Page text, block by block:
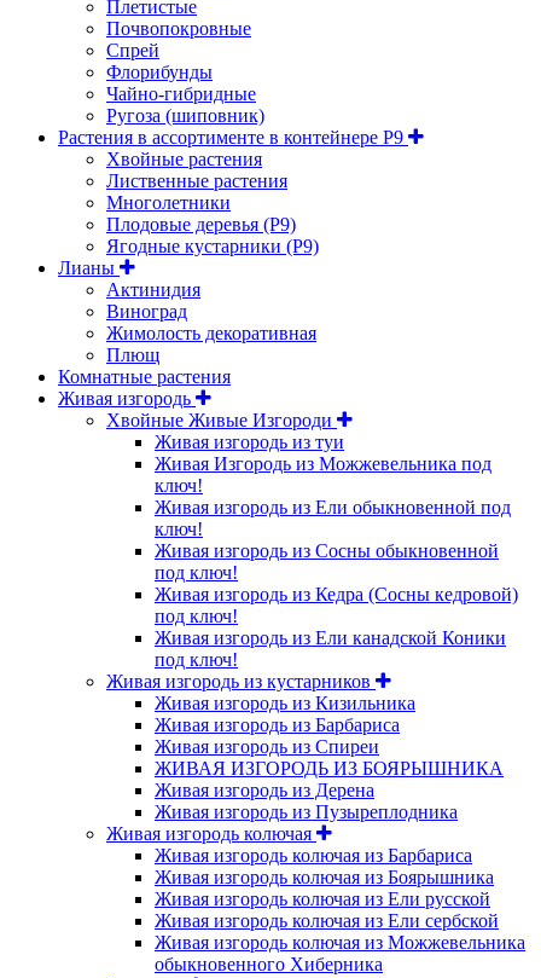
Плетистые
Почвопокровные
Спрей
Флорибунды
Чайно-гибридные
Ругоза (шиповник)
Растения в ассортименте в контейнере P9
Хвойные растения
Лиственные растения
Многолетники
Плодовые деревья (Р9)
Ягодные кустарники (Р9)
Лианы
Актинидия
Виноград
Жимолость декоративная
Плющ
Комнатные растения
Живая изгородь
Хвойные Живые Изгороди
Живая изгородь из туи
Живая Изгородь из Можжевельника под
ключ!
Живая изгородь из Ели обыкновенной под
ключ!
Живая изгородь из Сосны обыкновенной
под ключ!
Живая изгородь из Кедра (Сосны кедровой)
под ключ!
Живая изгородь из Ели канадской Коники
под ключ!
Живая изгородь из кустарников
Живая изгородь из Кизильника
Живая изгородь из Барбариса
Живая изгородь из Спиреи
ЖИВАЯ ИЗГОРОДЬ ИЗ БОЯРЫШНИКА
Живая изгородь из Дерена
Живая изгородь из Пузыреплодника
Живая изгородь колючая
Живая изгородь колючая из Барбариса
Живая изгородь колючая из Боярышника
Живая изгородь колючая из Ели русской
Живая изгородь колючая из Ели сербской
Живая изгородь колючая из Можжевельника
обыкновенного Хиберника